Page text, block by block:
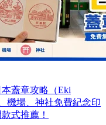
本蓋章攻略（Eki
機場、神社免費紀念印
式推薦！